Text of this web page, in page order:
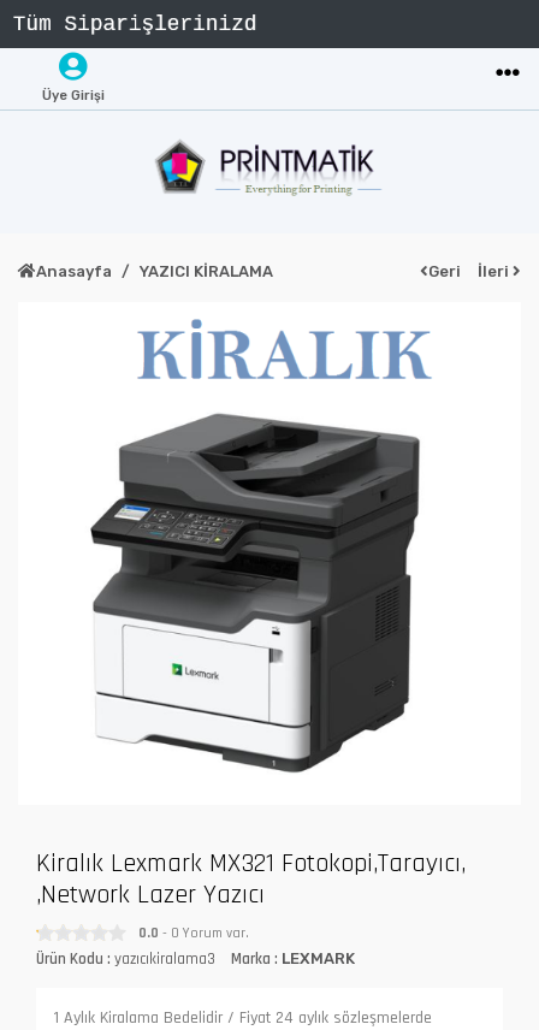
Üye Girişi
Anasayfa YAZICI KİRALAMA Geri İleri
Kiralık Lexmark MX321 Fotokopi,Tarayıcı,
,Network Lazer Yazıcı
0.0 - 0 Yorum var.
Ürün Kodu : yazıcıkiralama3 Marka : LEXMARK
1 Aylık Kiralama Bedelidir / Fiyat 24 aylık sözleşmelerde